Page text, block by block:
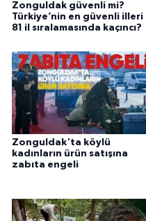
Zonguldak güvenli mi?
Türkiye’nin en güvenli illeri
81 il sıralamasında kaçıncı?
Zonguldak'ta köylü
kadınların ürün satışına
zabıta engeli